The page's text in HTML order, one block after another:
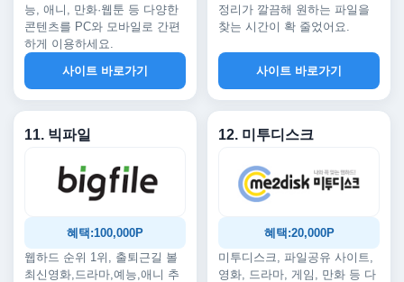
능, 애니, 만화·웹툰 등 다양한
콘텐츠를 PC와 모바일로 간편
하게 이용하세요.
사이트 바로가기
정리가 깔끔해 원하는 파일을
찾는 시간이 확 줄었어요.
사이트 바로가기
11. 빅파일
혜택:100,000P
웹하드 순위 1위, 출퇴근길 볼
최신영화,드라마,예능,애니 추
12. 미투디스크
혜택:20,000P
미투디스크, 파일공유 사이트,
영화, 드라마, 게임, 만화 등 다